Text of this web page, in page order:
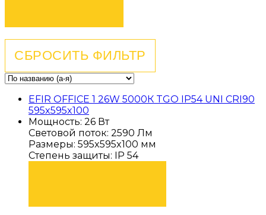
EFIR OFFICE 1 26W 5000К TGO IP54 UNI CRI90
595x595x100
Мощность: 26 Вт
Световой поток: 2590 Лм
Размеры: 595x595x100 мм
Степень защиты: IP 54